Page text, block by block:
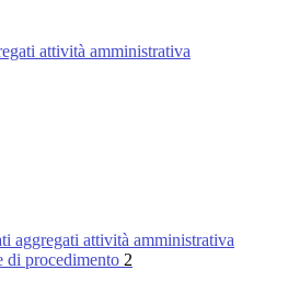
attività amministrativa
aggregati attività amministrativa
di procedimento 2